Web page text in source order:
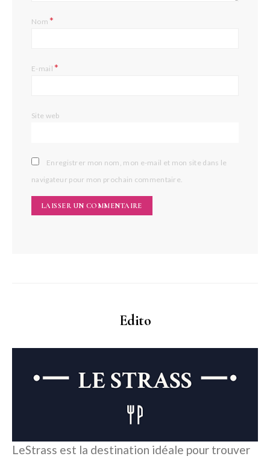
Nom*
E-mail*
Site web
Enregistrer mon nom, mon e-mail et mon site dans le
navigateur pour mon prochain commentaire.
Edito
LeStrass est la destination idéale pour trouver